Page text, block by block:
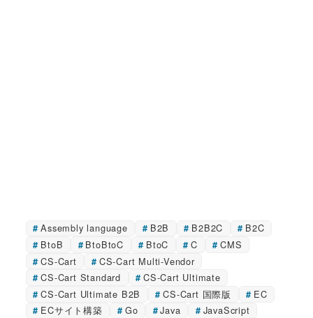
Assembly language B2B B2B2C
B2C
BtoB
BtoBtoC BtoC C
CMS
CS-Cart
CS-Cart Multi-Vendor
CS-Cart Standard
CS-Cart Ultimate
CS-Cart Ultimate B2B
CS-Cart 国際版
EC
ECサイト構築
Go Java
JavaScript